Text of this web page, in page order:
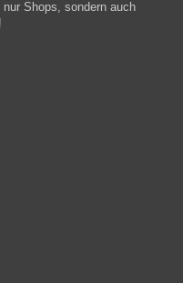
Shops, sondern auch